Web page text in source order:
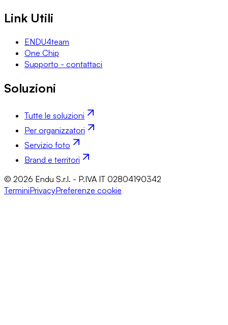
Link Utili
ENDU4team
One Chip
Supporto - contattaci
Soluzioni
Tutte le soluzioni
Per organizzatori
Servizio foto
Brand e territori
© 2026 Endu S.r.l. - P.IVA IT 02804190342
TerminiPrivacyPreferenze cookie